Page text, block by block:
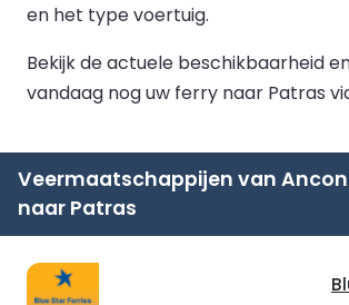
en het type voertuig.
Bekijk de actuele beschikbaarheid
vandaag nog uw ferry naar Patras
Veermaatschappijen van
naar Patras